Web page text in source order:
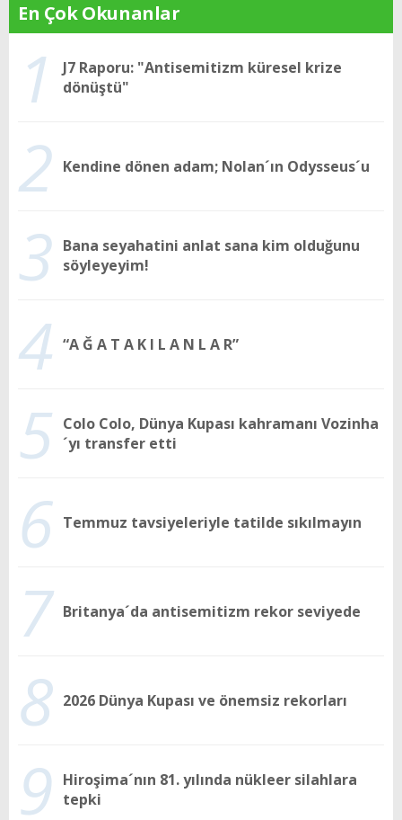
En Çok Okunanlar
1
J7 Raporu: "Antisemitizm küresel krize
dönüştü"
2 Kendine dönen adam; Nolan´ın Odysseus´u
3 Bana seyahatini anlat sana kim olduğunu
söyleyeyim!
4 “A Ğ A T A K I L A N L A R”
5 Colo Colo, Dünya Kupası kahramanı Vozinha
´yı transfer etti
6 Temmuz tavsiyeleriyle tatilde sıkılmayın
7 Britanya´da antisemitizm rekor seviyede
8 2026 Dünya Kupası ve önemsiz rekorları
9
Hiroşima´nın 81. yılında nükleer silahlara
tepki